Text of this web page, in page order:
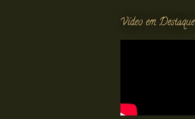
Vídeo em Destaque